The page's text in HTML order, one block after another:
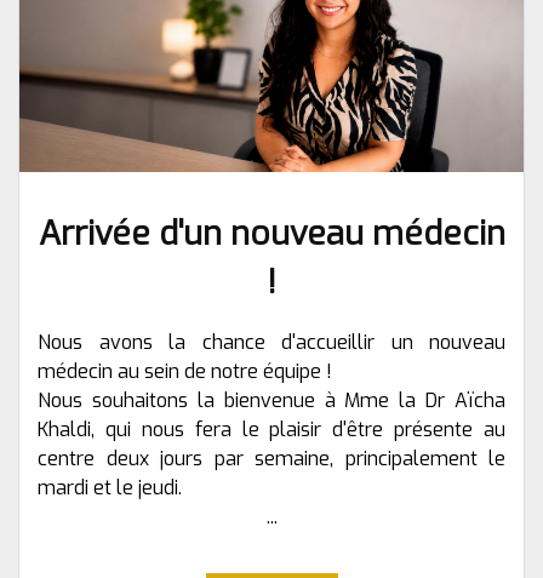
Arrivée d'un nouveau médecin
!
Nous avons la chance d'accueillir un nouveau
médecin au sein de notre équipe !
Nous souhaitons la bienvenue à Mme la Dr Aïcha
Khaldi, qui nous fera le plaisir d'être présente au
centre deux jours par semaine, principalement le
mardi et le jeudi.
...